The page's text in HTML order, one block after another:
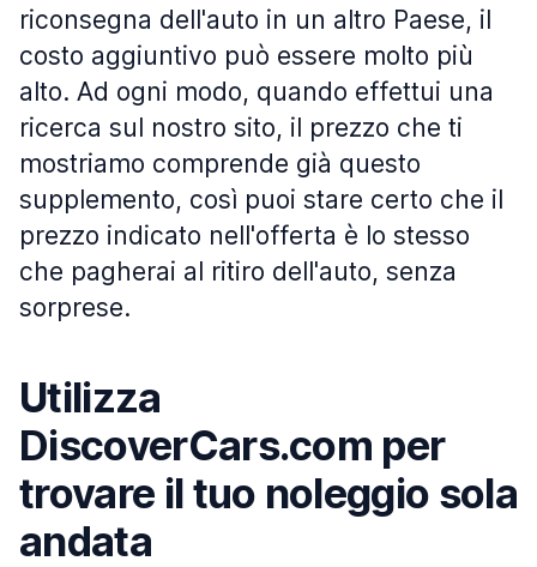
riconsegna dell'auto in un altro Paese, il
costo aggiuntivo può essere molto più
alto. Ad ogni modo, quando effettui una
ricerca sul nostro sito, il prezzo che ti
mostriamo comprende già questo
supplemento, così puoi stare certo che il
prezzo indicato nell'offerta è lo stesso
che pagherai al ritiro dell'auto, senza
sorprese.
Utilizza
DiscoverCars.com per
trovare il tuo noleggio sola
andata